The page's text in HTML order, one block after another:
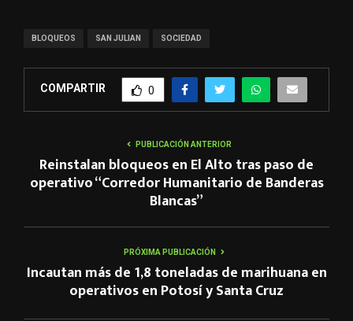
BLOQUEOS SAN JULIAN SOCIEDAD
COMPARTIR 0
PUBLICACIÓN ANTERIOR
Reinstalan bloqueos en El Alto tras paso de
operativo “Corredor Humanitario de Banderas
Blancas”
PRÓXIMA PUBLICACIÓN
Incautan más de 1,8 toneladas de marihuana en
operativos en Potosí y Santa Cruz